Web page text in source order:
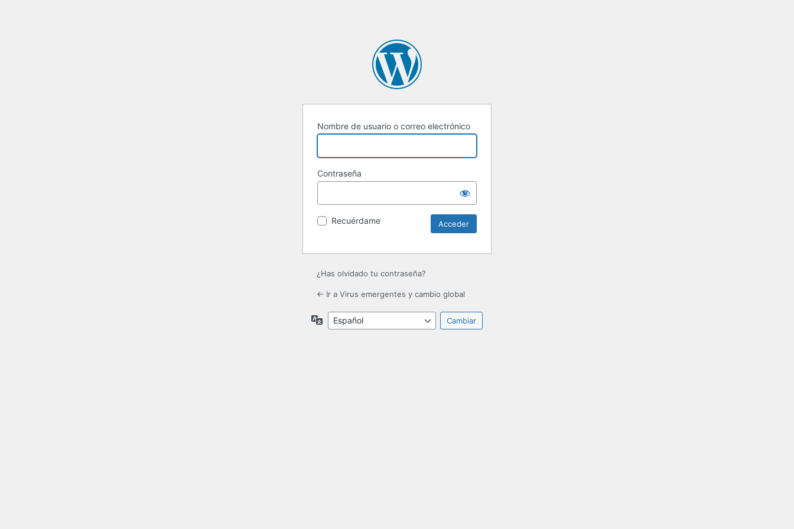
Nombre de usuario o correo electrónico
Contraseña
Recuérdame
¿Has olvidado tu contraseña?
← Ir a Virus emergentes y cambio global
Idioma